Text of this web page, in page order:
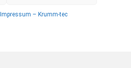
Impressum – Krumm-tec